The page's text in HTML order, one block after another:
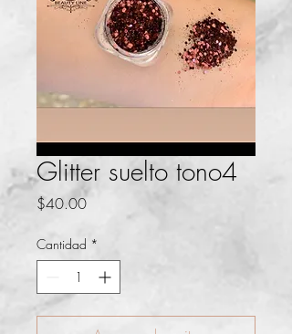
Glitter suelto tono4
$40.00Precio
Cantidad *